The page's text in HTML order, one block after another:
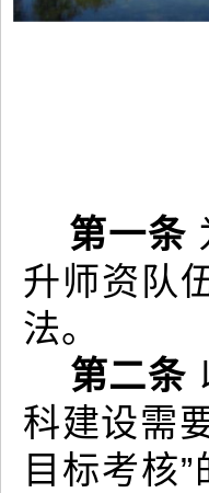
第一条
升师资队
法。
第二条
科建设需
目标考核